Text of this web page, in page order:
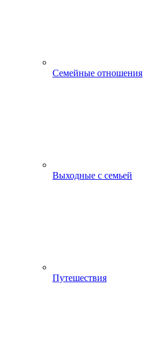
Семейные отношения
Выходные с семьей
Путешествия